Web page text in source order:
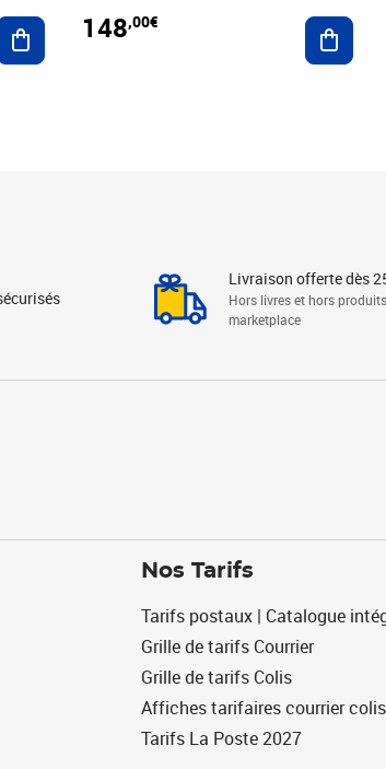
Ajouter au panier
148,00€
Livraison offerte dès
Hors livres et hors produits
marketplace
Nos Tarifs
Tarifs postaux | Catalogue
Grille de tarifs Courrier
Grille de tarifs Colis
Affiches tarifaires courrier colis
Tarifs La Poste 2027